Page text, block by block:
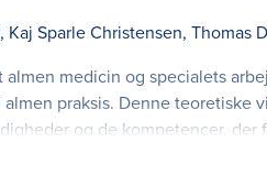
, Kaj Sparle Christensen, Thomas
medicin og specialets
praksis. Denne teoretiske
og de kompetencer, der